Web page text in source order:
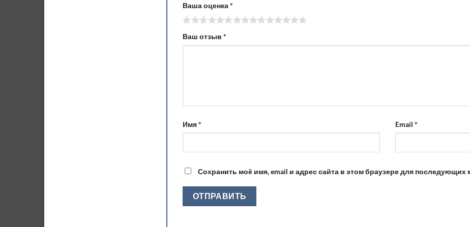
Ваша оценка*
Ваш отзыв *
Имя* Email *
Сохранить моё имя, email и адрес сайта в этом браузере для последующих